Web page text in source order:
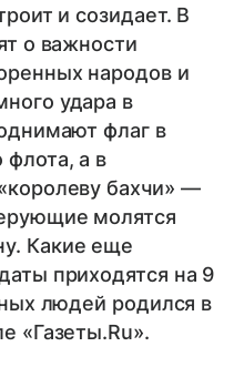
и созидает. В
о важности
народов и
удара в
флаг в
флота, а в
бахчи» —
молятся
Какие еще
приходятся на 9
людей родился в
«Газеты.Ru».